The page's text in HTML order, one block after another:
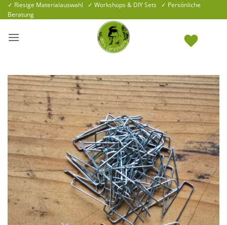
Zum
Inhalt
✓ Riesige Materialauswahl ✓ Workshops & DIY Sets ✓ Persönliche
Beratung